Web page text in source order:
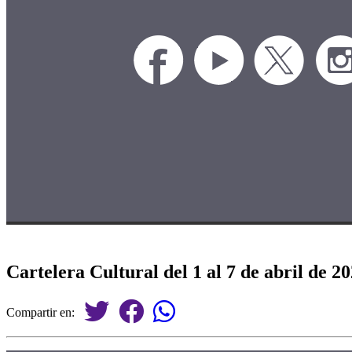
Cartelera Cultural del 1 al 7 de abril de
Compartir en: